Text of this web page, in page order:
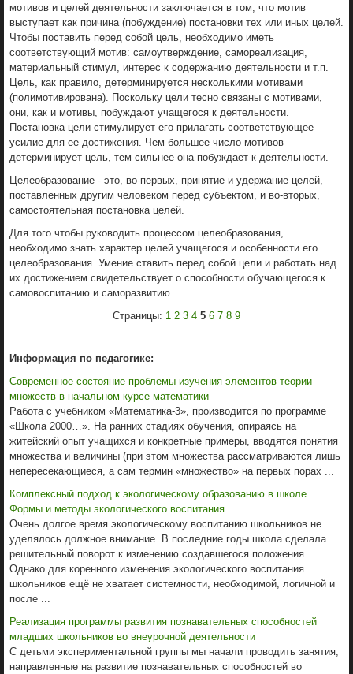
мотивов и целей деятельности заключается в том, что мотив
выступает как причина (побуждение) постановки тех или иных целей.
Чтобы поставить перед собой цель, необходимо иметь
соответствующий мотив: самоутверждение, самореализация,
материальный стимул, интерес к содержанию деятельности и т.п.
Цель, как правило, детерминируется несколькими мотивами
(полимотивирована). Поскольку цели тесно связаны с мотивами,
они, как и мотивы, побуждают учащегося к деятельности.
Постановка цели стимулирует его прилагать соответствующее
усилие для ее достижения. Чем большее число мотивов
детерминирует цель, тем сильнее она побуждает к деятельности.
Целеобразование - это, во-первых, принятие и удержание целей,
поставленных другим человеком перед субъектом, и во-вторых,
самостоятельная постановка целей.
Для того чтобы руководить процессом целеобразования,
необходимо знать характер целей учащегося и особенности его
целеобразования. Умение ставить перед собой цели и работать над
их достижением свидетельствует о способности обучающегося к
самовоспитанию и саморазвитию.
Страницы: 1 2 3 4 5 6 7 8 9
Информация по педагогике:
Современное состояние проблемы изучения элементов теории
множеств в начальном курсе математики
Работа с учебником «Математика-3», производится по программе
«Школа 2000…». На ранних стадиях обучения, опираясь на
житейский опыт учащихся и конкретные примеры, вводятся понятия
множества и величины (при этом множества рассматриваются лишь
непересекающиеся, а сам термин «множество» на первых порах ...
Комплексный подход к экологическому образованию в школе.
Формы и методы экологического воспитания
Очень долгое время экологическому воспитанию школьников не
уделялось должное внимание. В последние годы школа сделала
решительный поворот к изменению создавшегося положения.
Однако для коренного изменения экологического воспитания
школьников ещё не хватает системности, необходимой, логичной и
после ...
Реализация программы развития познавательных способностей
младших школьников во внеурочной деятельности
С детьми экспериментальной группы мы начали проводить занятия,
направленные на развитие познавательных способностей во